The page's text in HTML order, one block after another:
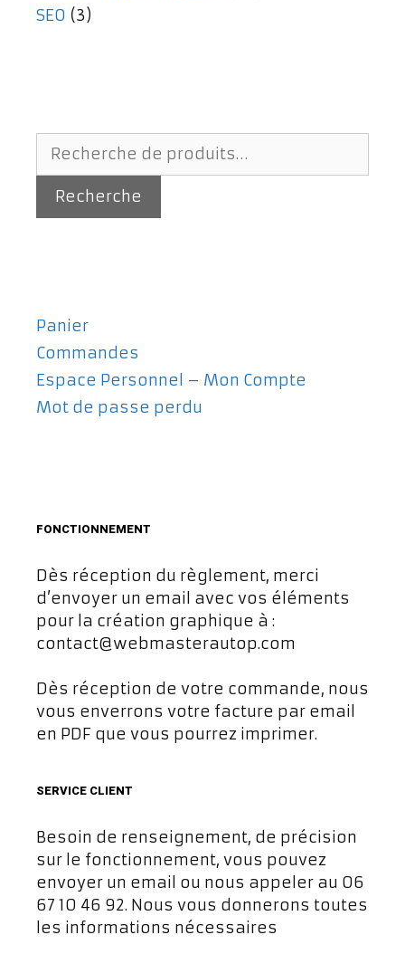
SEO (3)
Recherche
pour :
Recherche
Panier
Commandes
Espace Personnel – Mon Compte
Mot de passe perdu
FONCTIONNEMENT
Dès réception du règlement, merci
d’envoyer un email avec vos éléments
pour la création graphique à :
contact@webmasterautop.com
Dès réception de votre commande, nous
vous enverrons votre facture par email
en PDF que vous pourrez imprimer.
SERVICE CLIENT
Besoin de renseignement, de précision
sur le fonctionnement, vous pouvez
envoyer un email ou nous appeler au 06
67 10 46 92. Nous vous donnerons toutes
les informations nécessaires